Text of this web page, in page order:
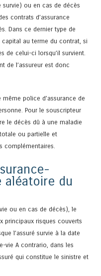
survie) ou en cas de décès
contrats d’assurance
Dans ce dernier type de
capital au terme du contrat, si
de celui-ci lorsqu’il survient.
de l’assureur est donc
police d’assurance de
Pour le souscripteur
le décès dû à une maladie
ou partielle et
complémentaires.
aléatoire du
ou en cas de décès), le
principaux risques couverts
l’assuré survie à la date
vie A contrario, dans les
qui constitue le sinistre et